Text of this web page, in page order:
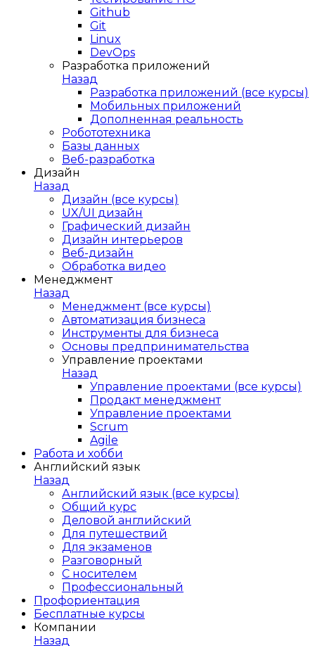
Github
Git
Linux
DevOps
Разработка приложений
Назад
Разработка приложений (все курсы)
Мобильных приложений
Дополненная реальность
Робототехника
Базы данных
Веб-разработка
Дизайн
Назад
Дизайн (все курсы)
UX/UI дизайн
Графический дизайн
Дизайн интерьеров
Веб-дизайн
Обработка видео
Менеджмент
Назад
Менеджмент (все курсы)
Автоматизация бизнеса
Инструменты для бизнеса
Основы предпринимательства
Управление проектами
Назад
Управление проектами (все курсы)
Продакт менеджмент
Управление проектами
Scrum
Agile
Работа и хобби
Английский язык
Назад
Английский язык (все курсы)
Общий курс
Деловой английский
Для путешествий
Для экзаменов
Разговорный
С носителем
Профессиональный
Профориентация
Бесплатные курсы
Компании
Назад